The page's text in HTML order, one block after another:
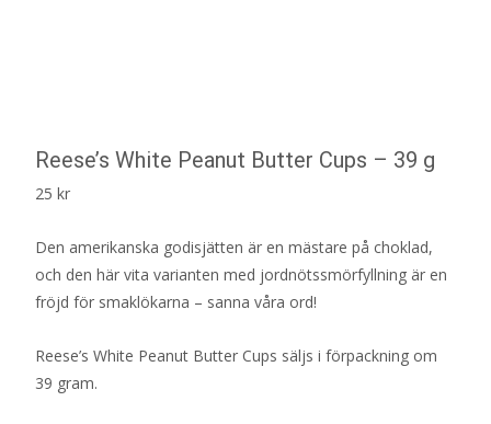
Reese’s White Peanut Butter Cups – 39 g
25 kr
Den amerikanska godisjätten är en mästare på choklad,
och den här vita varianten med jordnötssmörfyllning är en
fröjd för smaklökarna – sanna våra ord!
Reese’s White Peanut Butter Cups säljs i förpackning om
39 gram.